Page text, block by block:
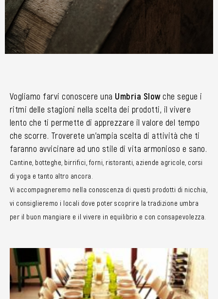
Vogliamo farvi conoscere una Umbria Slowche segue i
ritmi delle stagioni nella scelta dei prodotti, il vivere
lento che ti permette di apprezzare il valore del tempo
che scorre. Troverete un’ampia scelta di attività che ti
faranno avvicinare ad uno stile di vita armonioso e sano.
Cantine, botteghe, birrifici, forni, ristoranti, aziende agricole, corsi
di yoga e tanto altro ancora.
Vi accompagneremo nella conoscenza di questi prodotti di nicchia,
vi consiglieremo i locali dove poter scoprire la tradizione umbra
per il buon mangiare e il vivere in equilibrio e con consapevolezza.